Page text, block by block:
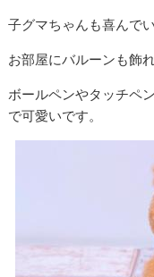
子グマちゃんも喜んで
お部屋にバルーンも飾
ボールペンやタッチペ
で可愛いです。